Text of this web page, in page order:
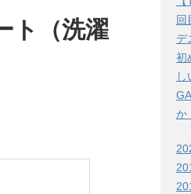
ト（洗濯
回
デ
初
し
か